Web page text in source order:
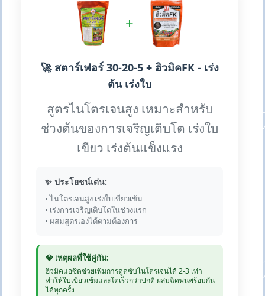
+
🚀 สตาร์เฟอร์ 30-20-5 + ฮิวมิคFK - เร่ง
ต้น เร่งใบ
สูตรไนโตรเจนสูง เหมาะสำหรับ
ช่วงต้นของการเจริญเติบโต เร่งใบ
เขียว เร่งต้นแข็งแรง
✨ ประโยชน์เด่น:
• ไนโตรเจนสูง เร่งใบเขียวเข้ม
• เร่งการเจริญเติบโตในช่วงแรก
• ผสมสูตรเองได้ตามต้องการ
💎 เหตุผลที่ใช้คู่กัน:
ฮิวมิคแอซิดช่วยเพิ่มการดูดซับไนโตรเจนได้ 2-3 เท่า
ทำให้ใบเขียวเข้มและโตเร็วกว่าปกติ ผสมฉีดพ่นพร้อมกัน
ได้ทุกครั้ง